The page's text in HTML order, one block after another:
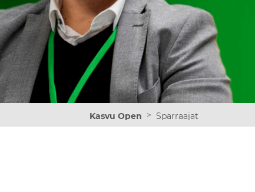
Kasvu Open > Sparraajat